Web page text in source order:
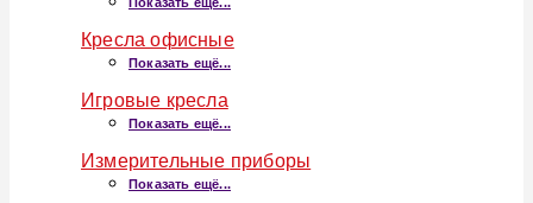
Кресла офисные
Показать ещё...
Игровые кресла
Показать ещё...
Измерительные приборы
Показать ещё...